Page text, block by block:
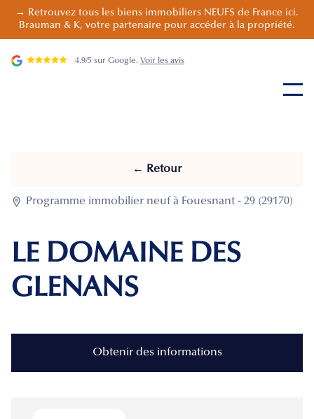
→ Retrouvez tous les biens immobiliers NEUFS de France ici.
Brauman & K, votre partenaire pour accéder à la propriété.
4.9/5 sur Google. Voir les avis
← Retour
 Programme immobilier neuf à Fouesnant - 29 (29170)
LE DOMAINE DES
GLENANS
Obtenir des informations